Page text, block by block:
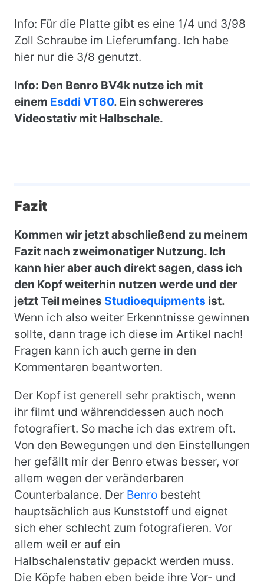
Info: Für die Platte gibt es eine 1/4 und 3/98
Zoll Schraube im Lieferumfang. Ich habe
hier nur die 3/8 genutzt.
Info: Den Benro BV4k nutze ich mit
einem Esddi VT60. Ein schwereres
Videostativ mit Halbschale.
Fazit
Kommen wir jetzt abschließend zu meinem
Fazit nach zweimonatiger Nutzung. Ich
kann hier aber auch direkt sagen, dass ich
den Kopf weiterhin nutzen werde und der
jetzt Teil meines Studioequipments ist.
Wenn ich also weiter Erkenntnisse gewinnen
sollte, dann trage ich diese im Artikel nach!
Fragen kann ich auch gerne in den
Kommentaren beantworten.
Der Kopf ist generell sehr praktisch, wenn
ihr filmt und währenddessen auch noch
fotografiert. So mache ich das extrem oft.
Von den Bewegungen und den Einstellungen
her gefällt mir der Benro etwas besser, vor
allem wegen der veränderbaren
Counterbalance. Der Benro besteht
hauptsächlich aus Kunststoff und eignet
sich eher schlecht zum fotografieren. Vor
allem weil er auf ein
Halbschalenstativ gepackt werden muss.
Die Köpfe haben eben beide ihre Vor- und